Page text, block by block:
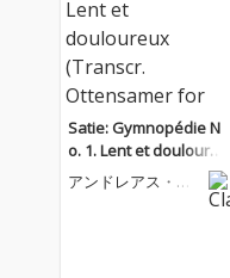
Satie: Gymnopédie N
o. 1. Lent et douloureu
x (Transcr. Ottensame
r for Clarinet and Pian
アンドレアス・オ